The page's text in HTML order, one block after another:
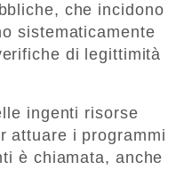
che incidono
sistematicamente
di legittimità
ingenti risorse
attuare i programmi
è chiamata, anche